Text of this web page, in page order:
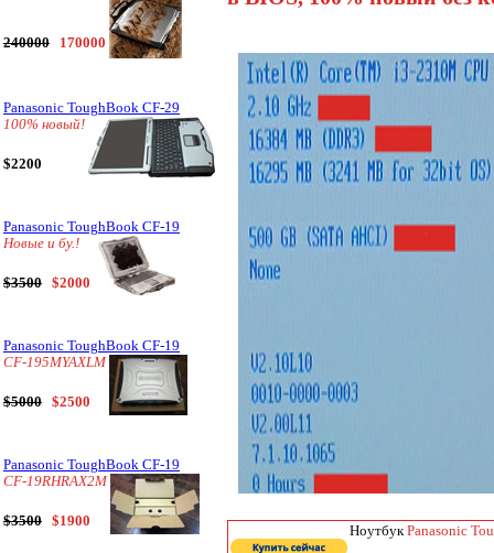
240000 170000
Panasonic ToughBook CF-29
100% новый!
$2200
Panasonic ToughBook CF-19
Новые и бу.!
$3500 $2000
Panasonic ToughBook CF-19
CF-195MYAXLM
$5000 $2500
Panasonic ToughBook CF-19
CF-19RHRAX2M
$3500 $1900
НоутбукPanasonic